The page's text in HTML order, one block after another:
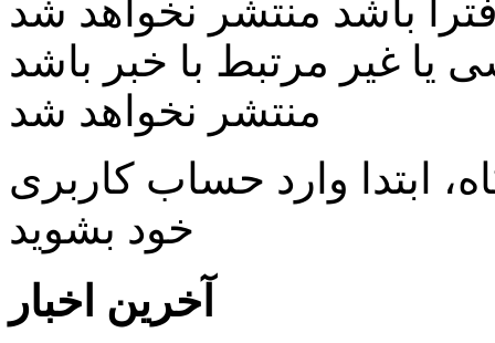
یا غیر مرتبط با خبر باشد
منتشر نخواهد شد
ابتدا وارد حساب كاربری
خود بشويد
آخرین اخبار